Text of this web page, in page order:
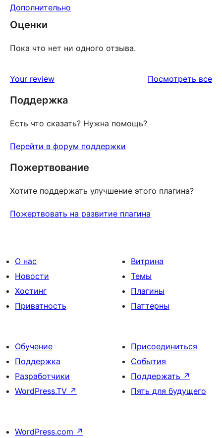
Дополнительно
Оценки
Пока что нет ни одного отзыва.
Your review Посмотреть все
Поддержка
Есть что сказать? Нужна помощь?
Перейти в форум поддержки
Пожертвование
Хотите поддержать улучшение этого плагина?
Пожертвовать на развитие плагина
О нас
Новости
Хостинг
Приватность
Витрина
Темы
Плагины
Паттерны
Обучение
Поддержка
Разработчики
WordPress.TV ↗
Присоединиться
События
Поддержать ↗
Пять для будущего
WordPress.com ↗